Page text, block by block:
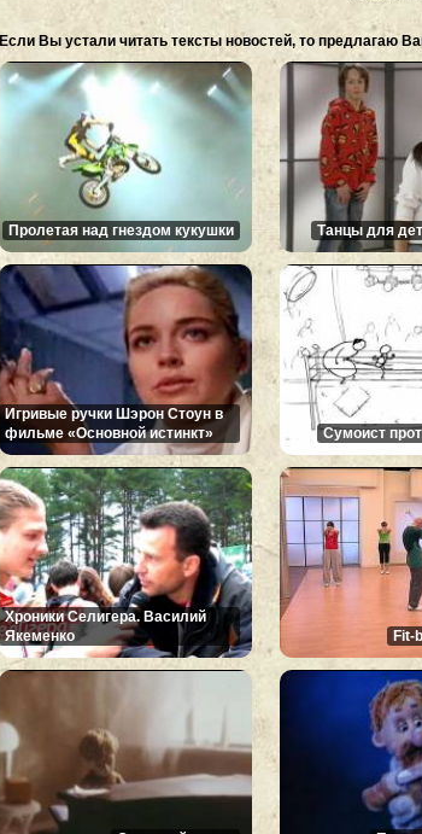
Если Вы устали читать тексты новостей, то предлагаю
Пролетая над гнездом кукушки Танцы для
Игривые ручки Шэрон Стоун в
фильме «Основной истинкт»
Сумоист
Хроники Селигера. Василий
Якеменко
Fit-